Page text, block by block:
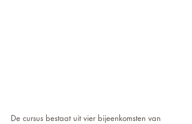
De cursus bestaat uit vier bijeenkomsten van